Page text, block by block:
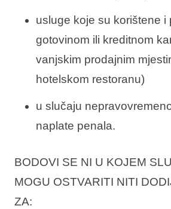
usluge koje su korištene i
gotovinom ili kreditnom
vanjskim prodajnim
hotelskom restoranu)
u slučaju
naplate penala.
BODOVI SE NI U KOJEM
MOGU OSTVARITI NITI
ZA: